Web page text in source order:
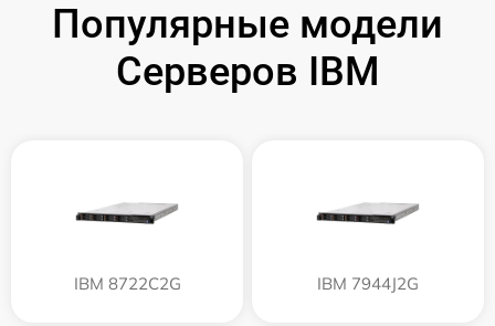
Популярные модели
Серверов IBM
IBM 8722C2G IBM 7944J2G